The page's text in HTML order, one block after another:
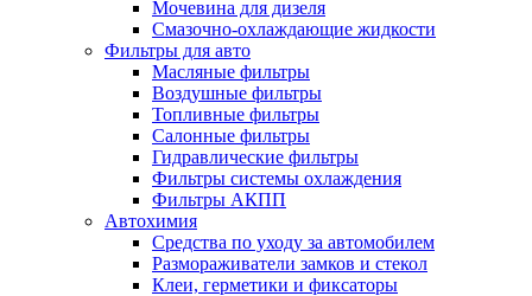
Мочевина для дизеля
Смазочно-охлаждающие жидкости
Фильтры для авто
Масляные фильтры
Воздушные фильтры
Топливные фильтры
Салонные фильтры
Гидравлические фильтры
Фильтры системы охлаждения
Фильтры АКПП
Автохимия
Средства по уходу за автомобилем
Размораживатели замков и стекол
Клеи, герметики и фиксаторы